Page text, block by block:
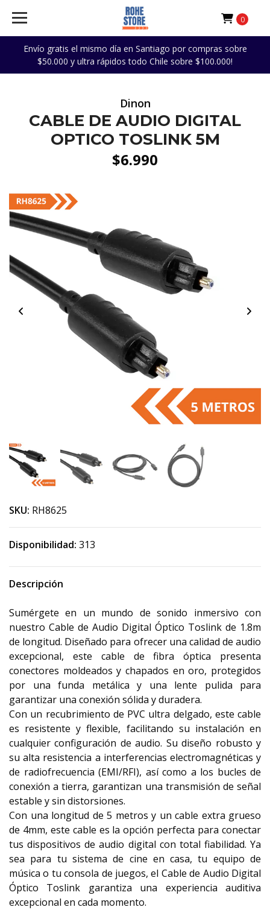
Envío gratis el mismo día en Santiago por compras sobre
$50.000 y ultra rápidos todo Chile sobre $100.000!
0
Dinon
CABLE DE AUDIO DIGITAL
OPTICO TOSLINK 5M
$6.990
SKU: RH8625
Disponibilidad: 313
Descripción
Sumérgete en un mundo de sonido inmersivo con
nuestro Cable de Audio Digital Óptico Toslink de 1.8m
de longitud. Diseñado para ofrecer una calidad de audio
excepcional, este cable de fibra óptica presenta
conectores moldeados y chapados en oro, protegidos
por una funda metálica y una lente pulida para
garantizar una conexión sólida y duradera.
Con un recubrimiento de PVC ultra delgado, este cable
es resistente y flexible, facilitando su instalación en
cualquier configuración de audio. Su diseño robusto y
su alta resistencia a interferencias electromagnéticas y
de radiofrecuencia (EMI/RFI), así como a los bucles de
conexión a tierra, garantizan una transmisión de señal
estable y sin distorsiones.
Con una longitud de 5 metros y un cable extra grueso
de 4mm, este cable es la opción perfecta para conectar
tus dispositivos de audio digital con total fiabilidad. Ya
sea para tu sistema de cine en casa, tu equipo de
música o tu consola de juegos, el Cable de Audio Digital
Óptico Toslink garantiza una experiencia auditiva
excepcional en cada momento.